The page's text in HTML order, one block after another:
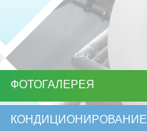
ФОТОГАЛЕРЕЯ
КОНДИЦИОНИРОВАНИЕ